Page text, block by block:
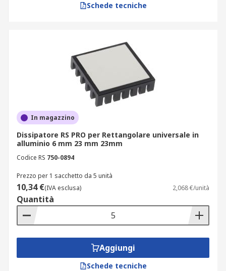
Schede tecniche
In magazzino
Dissipatore RS PRO per Rettangolare universale in
alluminio 6 mm 23 mm 23mm
Codice RS 750-0894
Prezzo per 1 sacchetto da 5 unità
10,34 €(IVA esclusa) 2,068 €/unità
Quantità
Aggiungi
Schede tecniche